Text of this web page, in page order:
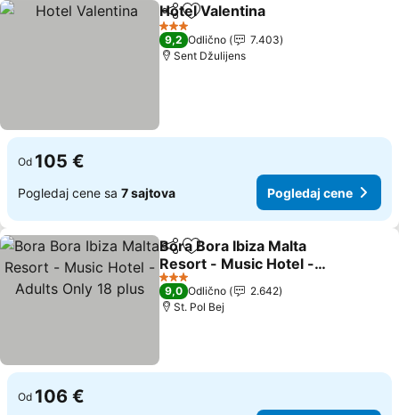
Deli Dodati u favorite
Hotel Valentina
3 Zvezdice
9,2 Odlično
7.403
Sent Džulijens
Od 105 €
Pogledaj cene sa 7 sajtova Pogledaj cene
Deli Dodati u favorite
Bora Bora Ibiza Malta
Resort - Music Hotel -
Adults Only 18 plus
3 Zvezdice
9,0 Odlično
2.642
St. Pol Bej
Od 106 €